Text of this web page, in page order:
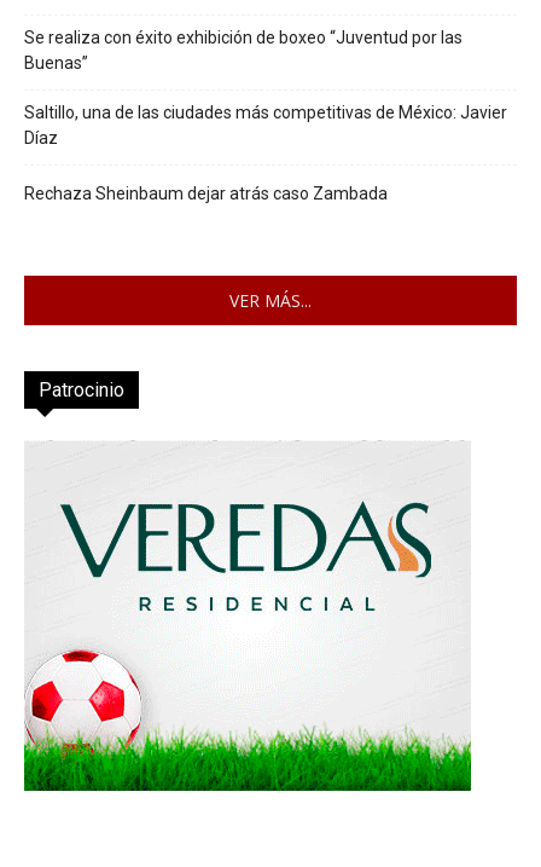
Se realiza con éxito exhibición de boxeo “Juventud por las
Buenas”
Saltillo, una de las ciudades más competitivas de México: Javier
Díaz
Rechaza Sheinbaum dejar atrás caso Zambada
VER MÁS...
Patrocinio